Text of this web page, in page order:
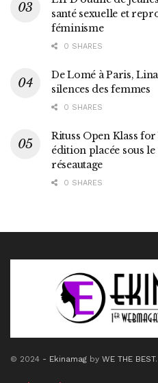
santé sexuelle et
féminisme
0 SHARES
De Lomé à Paris,
silences des femmes
0 SHARES
Rituss Open Klass
édition placée sous
réseautage
0 SHARES
© 2024 - Ekinamag by WE THE BEST.